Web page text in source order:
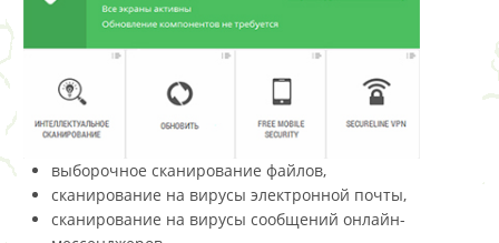
выборочное сканирование файлов,
сканирование на вирусы электронной почты,
сканирование на вирусы сообщений онлайн-